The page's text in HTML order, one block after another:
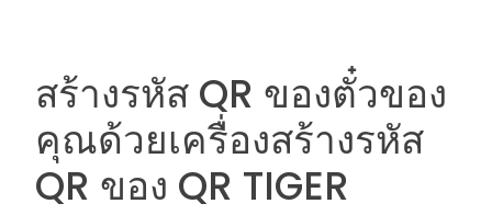
สร้างรหัส QR ของตั๋วของ
คุณด้วยเครื่องสร้างรหัส
QR ของ QR TIGER